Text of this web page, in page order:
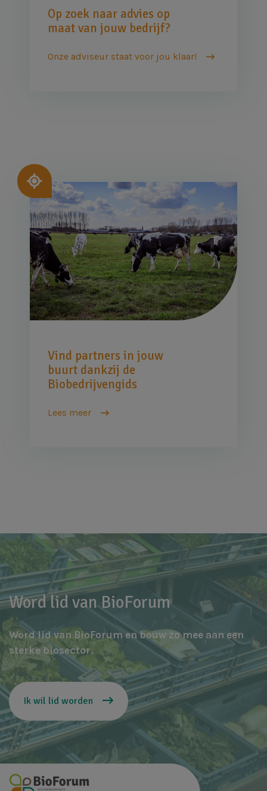
Op zoek naar advies op
maat van jouw bedrijf?
Onze adviseur staat voor jou klaar!
Afbeelding
Vind partners in jouw
buurt dankzij de
Biobedrijvengids
Lees meer
Word lid van BioForum
Word lid van BioForum en bouw zo mee aan een
sterke biosector.
Ik wil lid worden